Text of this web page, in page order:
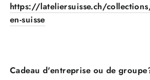
https://lateliersuisse.ch/
en-suisse
Cadeau d'entreprise ou de